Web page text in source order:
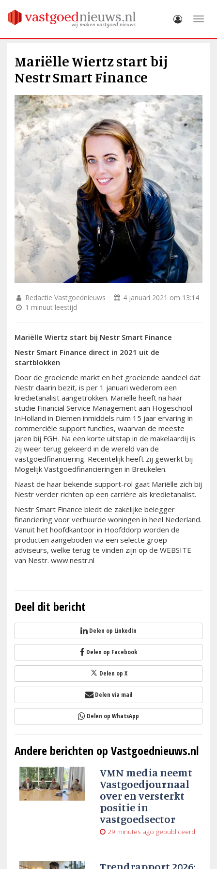
Mariëlle Wiertz start bij
Nestr Smart Finance
Redactie Vastgoednieuws
4 januari 2021 om 13:14
1 minuut leestijd
Mariëlle Wiertz start bij Nestr Smart Finance
Nestr Smart Finance direct in 2021 uit de
startblokken
Door de groeiende markt en het groeiende aandeel dat
Nestr daarin bezit, is per 1 januari wederom een
kredietanalist aangetrokken. Mariëlle heeft na haar
studie Financial Service Management aan Hogeschool
InHolland in Diemen inmiddels ruim 15 jaar ervaring in
commerciële support functies, waarvan de meeste
jaren bij FGH. Na een korte uitstap in de makelaardij is
zij weer terug gekeerd in de wereld van de
vastgoedfinanciering. Recentelijk heeft zij gewerkt bij
Mogelijk Vastgoedfinancieringen in Breukelen.
Naast de haar bekende support-rol gaat Mariëlle zich bij
Nestr verder richten op een carrière als kredietanalist.
Nestr Smart Finance biedt de zakelijke belegger
financiering voor verhuurde woningen in heel Nederland.
Vanuit het hoofdkantoor in Hoofddorp worden de
producten aangeboden via een selecte groep
adviseurs, welke terug te vinden zijn op de WEBSITE
van Nestr. www.nestr.nl
Deel dit bericht
Delen op LinkedIn
Delen op Facebook
Delen op X
Delen via mail
Delen op WhatsApp
Andere berichten op Vastgoednieuws.nl
VMN media neemt
Vastgoedjournaal
over en versterkt
positie in
vastgoedsector
29 minutes ago gepubliceerd
Trendrapport 2026: